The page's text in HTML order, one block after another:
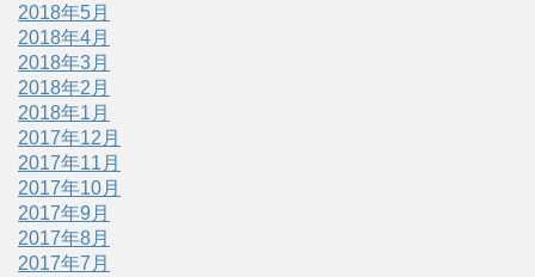
2018年5月
2018年4月
2018年3月
2018年2月
2018年1月
2017年12月
2017年11月
2017年10月
2017年9月
2017年8月
2017年7月